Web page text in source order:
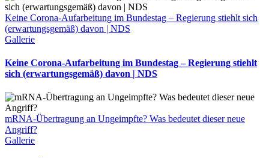
Keine Corona-Aufarbeitung im Bundestag – Regierung stiehlt sich
(erwartungsgemäß) davon | NDS
Gallerie
Keine Corona-Aufarbeitung im Bundestag – Regierung stiehlt
sich (erwartungsgemäß) davon | NDS
mRNA-Übertragung an Ungeimpfte? Was bedeutet dieser neue
Angriff?
Gallerie